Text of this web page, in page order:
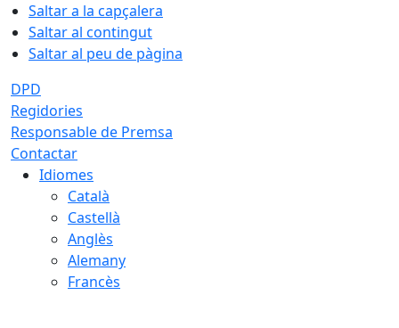
Saltar a la capçalera
Saltar al contingut
Saltar al peu de pàgina
DPD
Regidories
Responsable de Premsa
Contactar
Idiomes
Català
Castellà
Anglès
Alemany
Francès